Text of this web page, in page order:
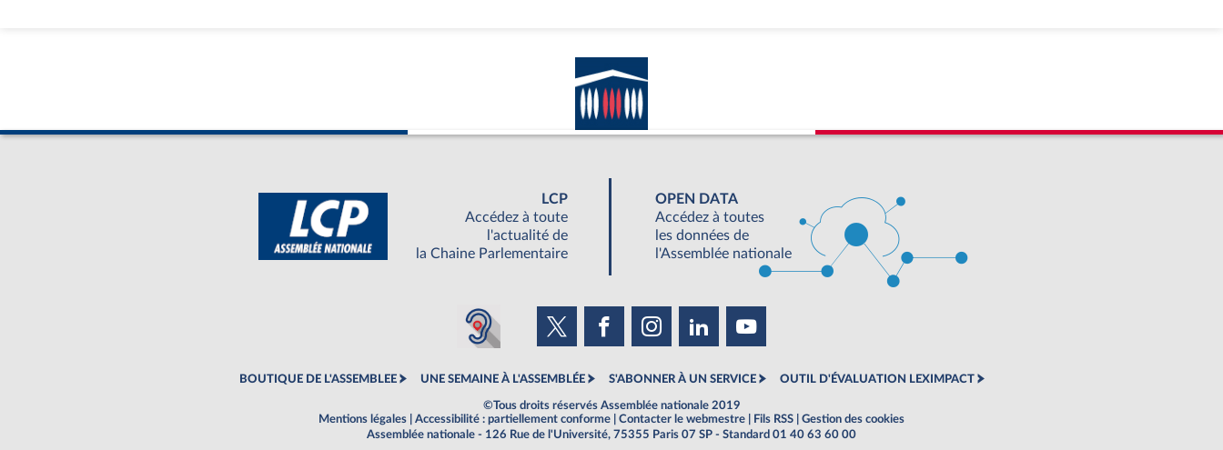
LCP
Accédez à toute
l'actualité de
la Chaine Parlementaire
OPEN DATA
Accédez à toutes
les données de
l'Assemblée nationale
BOUTIQUE DE L'ASSEMBLEE UNE SEMAINE À L'ASSEMBLÉE S'ABONNER À UN SERVICE OUTIL D'ÉVALUATION LEXIMPACT
©Tous droits réservés Assemblée nationale 2019
Mentions légales
Accessibilité : partiellement conforme Contacter le webmestre Fils RSS
Gestion des cookies
Assemblée nationale - 126 Rue de l'Université, 75355 Paris 07 SP - Standard 01 40 63 60 00